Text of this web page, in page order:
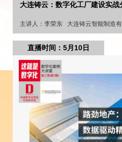
大连铸云：数字化工厂建设实战
主讲人： 李荣东 大连铸云智能制造
直播时间：5月10日